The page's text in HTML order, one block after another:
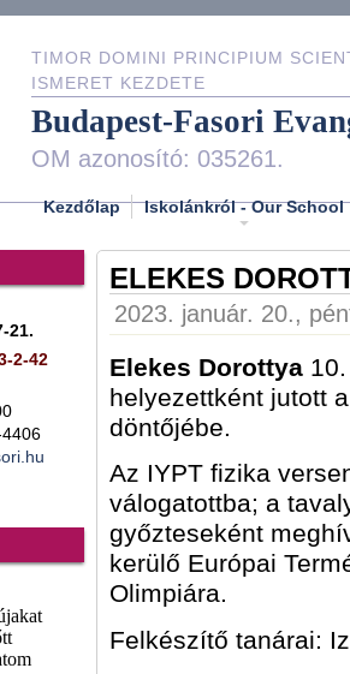
TIMOR DOMINI PRINCIPIUM
ISMERET KEZDETE
Budapest-Fasori
OM azonosító: 035261.
Kezdőlap Iskolánkról - Our School
21.
2-42
ELEKES
2023. január. 20.,
Elekes Dorottya
helyezettként jutott
döntőjébe.
Az IYPT fizika
válogatottba; a
győzteseként
kerülő Európai
Olimpiára.
Felkészítő tanárai: